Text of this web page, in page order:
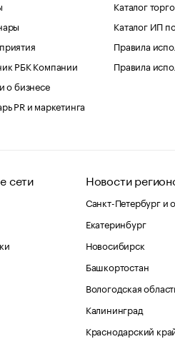
РБК Компании
о бизнесе
PR и маркетинга
Каталог
Каталог ИП
Правила
Правила
сети Новости
Санкт-Петербург и
Екатеринбург
Новосибирск
Башкортостан
Вологодская
Калининград
Краснодарский